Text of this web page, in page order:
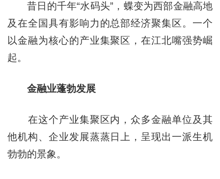
昔日的千年“水码头”，蝶变为西部金融高地
及在全国具有影响力的总部经济聚集区。一个
以金融为核心的产业集聚区，在江北嘴强势崛
起。
金融业蓬勃发展
在这个产业集聚区内，众多金融单位及其
他机构、企业发展蒸蒸日上，呈现出一派生机
勃勃的景象。